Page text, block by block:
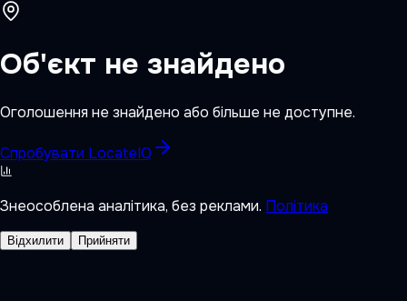
Об'єкт не знайдено
Оголошення не знайдено або більше не доступне.
Спробувати LocateIQ
Знеособлена аналітика, без реклами. Політика
Відхилити Прийняти